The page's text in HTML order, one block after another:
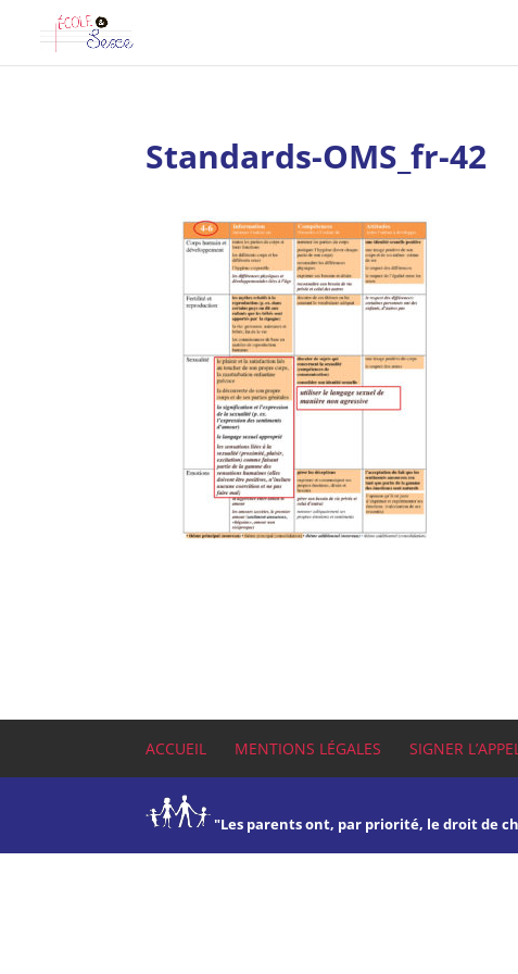
Standards-OMS_fr-42
ACCUEIL MENTIONS LÉGALES SIGNER
"Les parents ont, par priorité, le droit de